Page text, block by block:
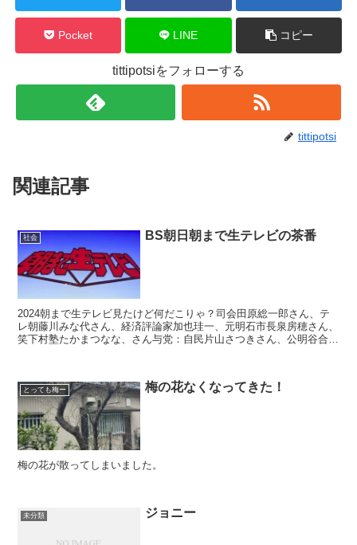
Pocket LINE コピー
tittipotsiをフォローする
tittipotsi
関連記事
社会 BS朝日朝まで生テレビの茶番
2024朝まで生テレビ見たけど何だこりゃ？司会田原総一郎さん、テ
レ朝藤川みな代さん、経済評論家加也珪一、元明石市長泉房穂さん、
笑下村塾たかまつなな、さん与党：自民片山さつきさん、公明谷合正
とっても梅ー 梅の花なくなってきた！
梅の花が散ってしまいました。
未分類 ジョニー